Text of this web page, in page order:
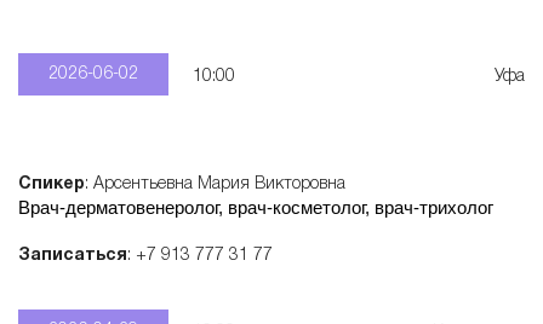
2026-06-02 10:00 Уфа
Спикер: Арсентьевна Мария Викторовна
Врач-дерматовенеролог, врач-косметолог, врач-трихолог
Записаться: +7 913 777 31 77